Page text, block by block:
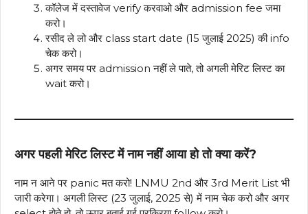
कॉलेज में दस्तावेज verify करवाओ और admission fee जमा
करो।
रसीद ले लो और class start date (15 जुलाई 2025) की info
चेक करो।
अगर समय पर admission नहीं ले पाते, तो अगली मेरिट लिस्ट का
wait करो।
अगर पहली मेरिट लिस्ट में नाम नहीं आया हो तो क्या करें?
नाम न आने पर panic मत करो! LNMU 2nd और 3rd Merit List भी
जारी करेगा। अगली लिस्ट (23 जुलाई, 2025 से) में नाम चेक करो और अगर